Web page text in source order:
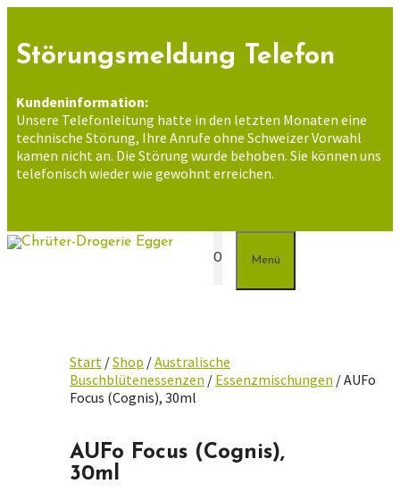
springen
Störungsmeldung Telefon
Kundeninformation:
Unsere Telefonleitung hatte in den letzten Monaten eine
technische Störung, Ihre Anrufe ohne Schweizer Vorwahl
kamen nicht an. Die Störung wurde behoben. Sie können uns
telefonisch wieder wie gewohnt erreichen.
0 Menü
Start /Shop /Australische
Buschblütenessenzen / Essenzmischungen / AUFo
Focus (Cognis), 30ml
AUFo Focus (Cognis),
30ml